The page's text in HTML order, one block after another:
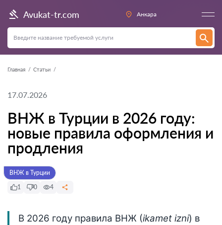
Avukat-tr.com Анкара
Главная Статьи
17.07.2026
ВНЖ в Турции в 2026 году:
новые правила оформления и
продления
ВНЖ в Турции
1
0 4
В 2026 году правила ВНЖ (ikamet izni) в